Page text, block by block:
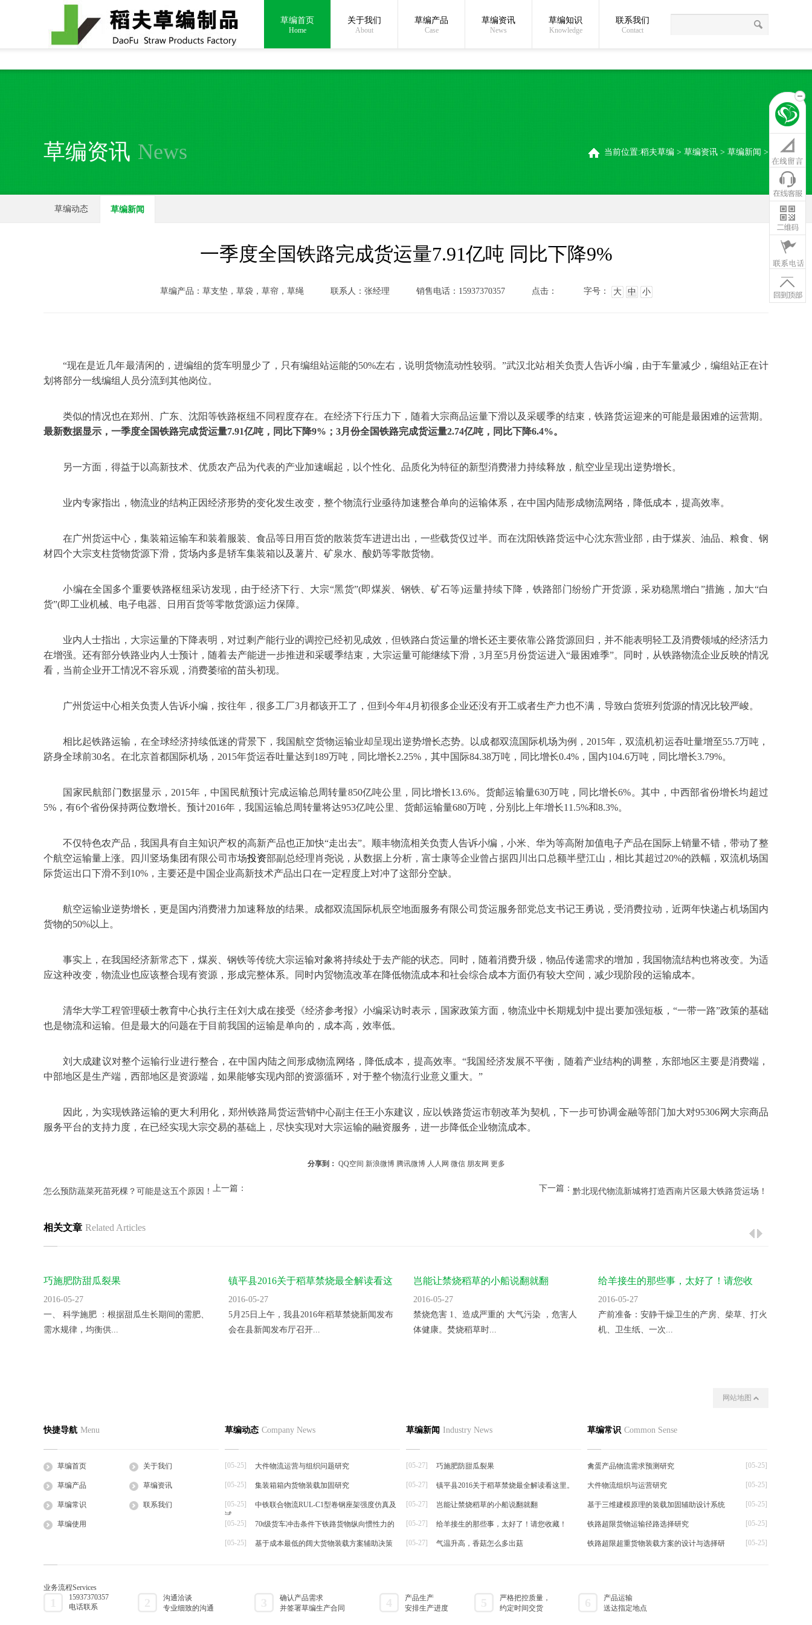
全国统一24小时销售电话：15937370357 在线沟通: 关于我们 草编常识 稻夫草编制品厂
草编首页
Home
关于我们
About
草编产品
Case
草编资讯
News
草编知识
Knowledge
联系我们
Contact
草编资讯 News 当前位置:稻夫草编 > 草编资讯 > 草编新闻 >
草编动态 草编新闻
一季度全国铁路完成货运量7.91亿吨 同比下降9%
草编产品：草支垫，草袋，草帘，草绳 联系人：张经理 销售电话：15937370357 点击： 字号： 大 中 小
“现在是近几年最清闲的，进编组的货车明显少了，只有编组站运能的50%左右，说明货物流动性较弱。”武汉北站相关负责人告诉小编，由于车量减少，编组站正在计
划将部分一线编组人员分流到其他岗位。
类似的情况也在郑州、广东、沈阳等铁路枢纽不同程度存在。在经济下行压力下，随着大宗商品运量下滑以及采暖季的结束，铁路货运迎来的可能是最困难的运营期。
最新数据显示，一季度全国铁路完成货运量7.91亿吨，同比下降9%；3月份全国铁路完成货运量2.74亿吨，同比下降6.4%。
另一方面，得益于以高新技术、优质农产品为代表的产业加速崛起，以个性化、品质化为特征的新型消费潜力持续释放，航空业呈现出逆势增长。
业内专家指出，物流业的结构正因经济形势的变化发生改变，整个物流行业亟待加速整合单向的运输体系，在中国内陆形成物流网络，降低成本，提高效率。
在广州货运中心，集装箱运输车和装着服装、食品等日用百货的散装货车进进出出，一些载货仅过半。而在沈阳铁路货运中心沈东营业部，由于煤炭、油品、粮食、钢
材四个大宗支柱货物货源下滑，货场内多是轿车集装箱以及薯片、矿泉水、酸奶等零散货物。
小编在全国多个重要铁路枢纽采访发现，由于经济下行、大宗“黑货”(即煤炭、钢铁、矿石等)运量持续下降，铁路部门纷纷广开货源，采劝稳黑增白”措施，加大“白
货”(即工业机械、电子电器、日用百货等零散货源)运力保障。
业内人士指出，大宗运量的下降表明，对过剩产能行业的调控已经初见成效，但铁路白货运量的增长还主要依靠公路货源回归，并不能表明轻工及消费领域的经济活力
在增强。还有部分铁路业内人士预计，随着去产能进一步推进和采暖季结束，大宗运量可能继续下滑，3月至5月份货运进入“最困难季”。同时，从铁路物流企业反映的情况
看，当前企业开工情况不容乐观，消费萎缩的苗头初现。
广州货运中心相关负责人告诉小编，按往年，很多工厂3月都该开工了，但到今年4月初很多企业还没有开工或者生产力也不满，导致白货班列货源的情况比较严峻。
相比起铁路运输，在全球经济持续低迷的背景下，我国航空货物运输业却呈现出逆势增长态势。
以成都双流国际机场为例，2015年，双流机初运吞吐量增至55.7万吨，
跻身全球前30名。在北京首都国际机场，2015年货运吞吐量达到189万吨，同比增长2.25%，其中国际84.38万吨，同比增长0.4%，国内104.6万吨，同比增长3.79%。
国家民航部门数据显示，2015年，中国民航预计完成运输总周转量850亿吨公里，同比增长13.6%。货邮运输量630万吨，同比增长6%。其中，中西部省份增长均超过
5%，有6个省份保持两位数增长。预计2016年，我国运输总周转量将达953亿吨公里、货邮运输量680万吨，分别比上年增长11.5%和8.3%。
不仅特色农产品，我国具有自主知识产权的高新产品也正加快“走出去”。顺丰物流相关负责人告诉小编，小米、华为等高附加值电子产品在国际上销量不错，带动了整
个航空运输量上涨。四川竖场集团有限公司市场投资部副总经理肖尧说，从数据上分析，富士康等企业曾占据四川出口总额半壁江山，相比其超过20%的跌幅，双流机场国
际货运出口下滑不到10%，主要还是中国企业高新技术产品出口在一定程度上对冲了这部分空缺。
航空运输业逆势增长，更是国内消费潜力加速释放的结果。成都双流国际机辰空地面服务有限公司货运服务部党总支书记王勇说，受消费拉动，近两年快递占机场国内
货物的50%以上。
事实上，在我国经济新常态下，煤炭、钢铁等传统大宗运输对象将持续处于去产能的状态。同时，随着消费升级，物品传递需求的增加，我国物流结构也将改变。为适
应这种改变，物流业也应该整合现有资源，形成完整体系。同时内贸物流改革在降低物流成本和社会综合成本方面仍有较大空间，减少现阶段的运输成本。
清华大学工程管理硕士教育中心执行主任刘大成在接受《经济参考报》小编采访时表示，国家政策方面，物流业中长期规划中提出要加强短板，“一带一路”政策的基础
也是物流和运输。但是最大的问题在于目前我国的运输是单向的，成本高，效率低。
刘大成建议对整个运输行业进行整合，在中国内陆之间形成物流网络，降低成本，提高效率。“我国经济发展不平衡，随着产业结构的调整，东部地区主要是消费端，
中部地区是生产端，西部地区是资源端，如果能够实现内部的资源循环，对于整个物流行业意义重大。”
因此，为实现铁路运输的更大利用化，郑州铁路局货运营销中心副主任王小东建议，应以铁路货运市朝改革为契机，下一步可协调金融等部门加大对95306网大宗商品
服务平台的支持力度，在已经实现大宗交易的基础上，尽快实现对大宗运输的融资服务，进一步降低企业物流成本。
分享到： QQ空间 新浪微博 腾讯微博 人人网 微信 朋友网 更多
上一篇：
怎么预防蔬菜死苗死棵？可能是这五个原因！ 下一篇： 黔北现代物流新城将打造西南片区最大铁路货运场！
相关文章 Related Articles
巧施肥防甜瓜裂果
2016-05-27
一、 科学施肥 ：根据甜瓜生长期间的需肥、
需水规律，均衡供...
镇平县2016关于稻草禁烧最全解读看这
里。
2016-05-27
5月25日上午，我县2016年稻草禁烧新闻发布
会在县新闻发布厅召开...
岂能让禁烧稻草的小船说翻就翻
2016-05-27
禁烧危害 1、造成严重的 大气污染 ，危害人
体健康。焚烧稻草时...
给羊接生的那些事，太好了！请您收
藏！
2016-05-27
产前准备：安静干燥卫生的产房、柴草、打火
机、卫生纸、一次...
2016-05-27
日光温室是靠太阳的热辐射来获得热量的，夜
间的热量也主要依...
2016-05-27
一、品种选择夏秋反季节栽培香菜，宜选用耐
湿热、耐病、抗逆...
网站地图
草支垫
草棒
大棚草帘
草袋
草绳
草片
快捷导航 Menu
草编首页 关于我们
草编产品 草编资讯
草编常识 联系我们
草编使用
草编动态 Company News
[05-25] 大件物流运营与组织问题研究
[05-25] 集装箱箱内货物装载加固研究
[05-25]
中铁联合物流RUL-C1型卷钢座架强度仿真及
试
[05-25]
70t级货车冲击条件下铁路货物纵向惯性力的
[05-25] 基于成本最低的阔大货物装载方案辅助决策
草编新闻 Industry News
[05-27] 巧施肥防甜瓜裂果
[05-27] 镇平县2016关于稻草禁烧最全解读看这里。
[05-27] 岂能让禁烧稻草的小船说翻就翻
[05-27] 给羊接生的那些事，太好了！请您收藏！
[05-27] 气温升高，香菇怎么多出菇
草编常识 Common Sense
[05-25]
禽蛋产品物流需求预测研究
[05-25]
大件物流组织与运营研究
[05-25]
基于三维建模原理的装载加固辅助设计系统
[05-25]
铁路超限货物运输径路选择研究
[05-25]
铁路超限超重货物装载方案的设计与选择研
业务流程Services
15937370357
电话联系
沟通洽谈
专业细致的沟通
确认产品需求
并签署草编生产合同
产品生产
安排生产进度
严格把控质量，
约定时间交货
产品运输
送达指定地点